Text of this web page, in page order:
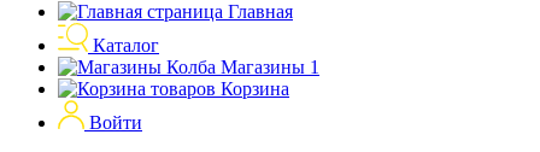
Главная
Каталог
Магазины 1
Корзина
Войти